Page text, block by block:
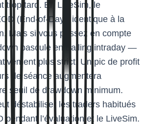
trop tard. En LiveSim, le
(End-of-Day), identique à la
Mais si vous passez en compte
bascule en trailing intraday —
plus strict. Un pic de profit
de séance augmentera
seuil de drawdown minimum.
déstabiliser les traders habitués
pendant l’évaluation et le LiveSim.